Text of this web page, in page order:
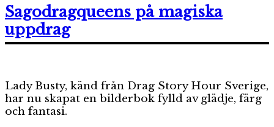
och
hemestern
Sagodragqueens på magiska
uppdrag
Lady Busty, känd från Drag Story Hour Sverige,
har nu skapat en bilderbok fylld av glädje, färg
och fantasi.